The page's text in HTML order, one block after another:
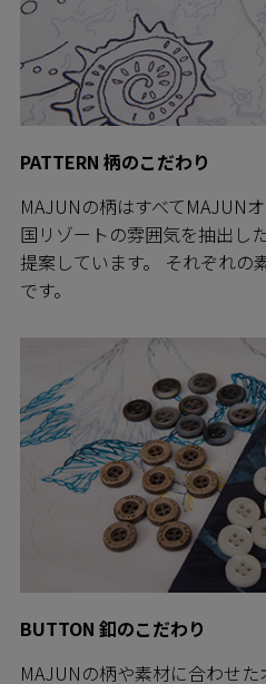
PATTERN 柄のこだわり
MAJUNの柄はすべてMAJUN
国リゾートの雰囲気を抽出し
提案しています。 それぞれの
です。
BUTTON 釦のこだわり
MAJUNの柄や素材に合わせ